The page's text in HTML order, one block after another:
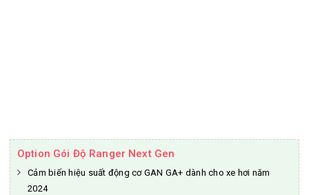
Option Gói Độ Ranger Next Gen
Cảm biến hiệu suất động cơ GAN GA+ dành cho xe hơi năm
2024